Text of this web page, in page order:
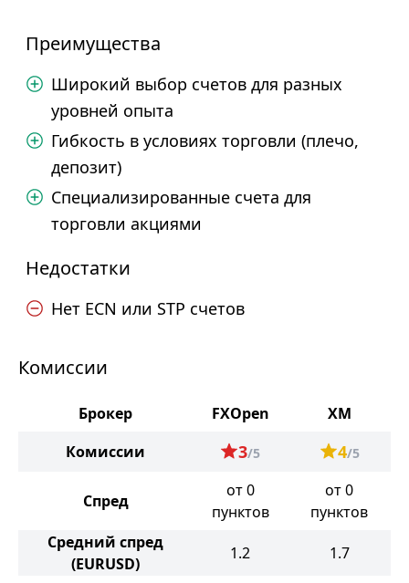
Преимущества
Широкий выбор счетов для разных
уровней опыта
Гибкость в условиях торговли (плечо,
депозит)
Специализированные счета для
торговли акциями
Недостатки
Нет ECN или STP счетов
Комиссии
Брокер FXOpen
XM
Комиссии
3/5 4/5
Спред
от 0
пунктов
от 0
пунктов
Средний спред
(EURUSD)
1.2 1.7